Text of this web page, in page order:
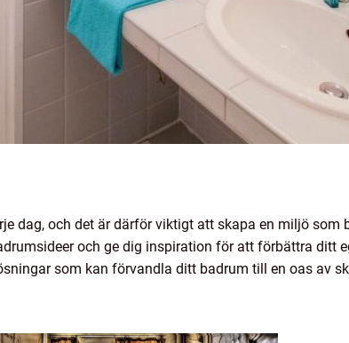
dag, och det är därför viktigt att skapa en miljö som
och ge dig inspiration för att förbättra ditt
som kan förvandla ditt badrum till en oas av